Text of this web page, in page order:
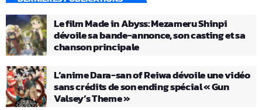
Le film Made in Abyss: Mezameru Shinpi
dévoile sa bande-annonce, son casting et sa
chanson principale
L’anime Dara-san of Reiwa dévoile une vidéo
sans crédits de son ending spécial « Gun
Valsey’s Theme »